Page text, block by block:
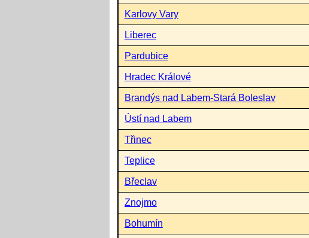
Karlovy Vary
Liberec
Pardubice
Hradec Králové
Brandýs nad Labem-Stará Boleslav
Ústí nad Labem
Třinec
Teplice
Břeclav
Znojmo
Bohumín